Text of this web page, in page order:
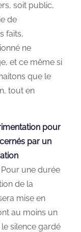
soit public,
de
faits,
ne
et ce même si
que le
tout en
pour
par un
Pour une durée
de la
mise en
au moins un
silence gardé